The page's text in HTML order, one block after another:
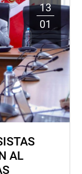
13
01
AL